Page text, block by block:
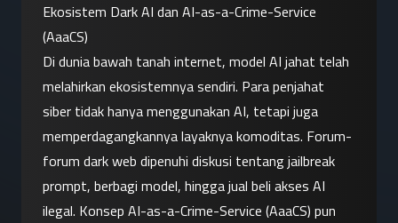
Ekosistem Dark AI dan AI-as-a-Crime-Service
(AaaCS)
Di dunia bawah tanah internet, model AI jahat telah
melahirkan ekosistemnya sendiri. Para penjahat
siber tidak hanya menggunakan AI, tetapi juga
memperdagangkannya layaknya komoditas. Forum-
forum dark web dipenuhi diskusi tentang jailbreak
prompt, berbagi model, hingga jual beli akses AI
ilegal. Konsep AI-as-a-Crime-Service (AaaCS) pun